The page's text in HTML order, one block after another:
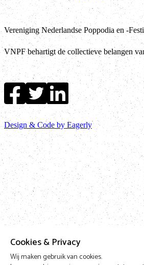
Cookies & Privacy
Wij maken gebruik van cookies.
Vereniging Nederlandse Poppodia en -
VNPF behartigt de collectieve belangen
Design & Code by Eagerly